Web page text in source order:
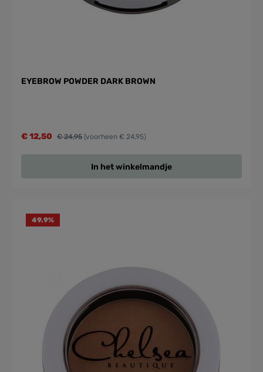
EYEBROW POWDER DARK BROWN
€ 12,50 € 24,95 (voorheen € 24,95)
In het winkelmandje
49.9%